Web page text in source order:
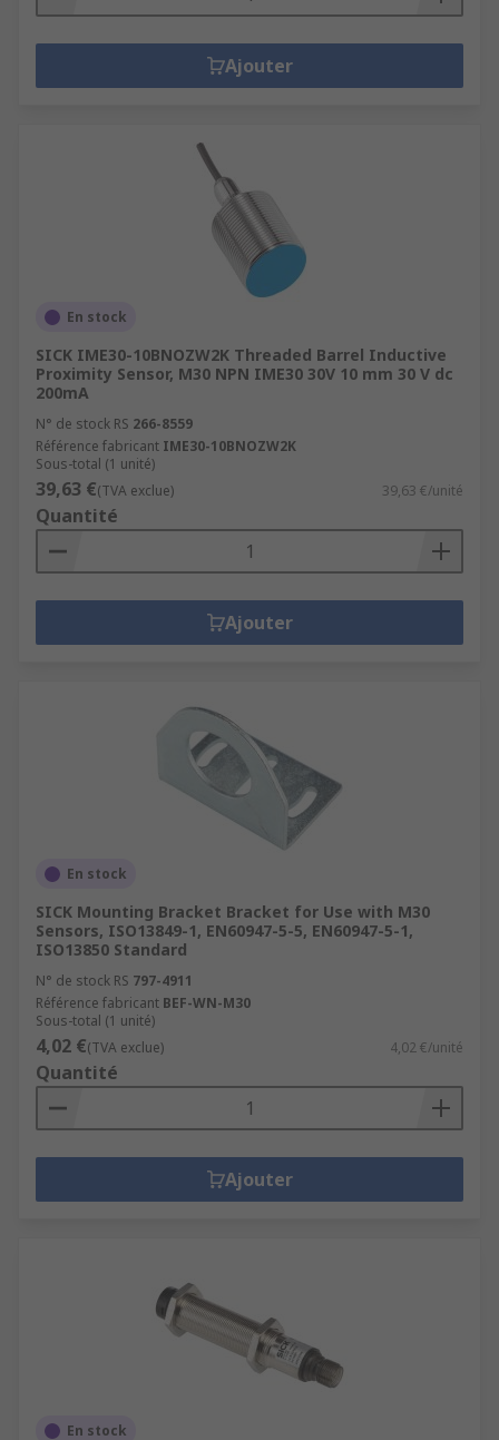
Ajouter
En stock
SICK IME30-10BNOZW2K Threaded Barrel Inductive
Proximity Sensor, M30 NPN IME30 30V 10 mm 30 V dc
200mA
N° de stock RS 266-8559
Référence fabricant IME30-10BNOZW2K
Sous-total (1 unité)
39,63 €(TVA exclue) 39,63 €/unité
Quantité
Ajouter
En stock
SICK Mounting Bracket Bracket for Use with M30
Sensors, ISO13849-1, EN60947-5-5, EN60947-5-1,
ISO13850 Standard
N° de stock RS 797-4911
Référence fabricant BEF-WN-M30
Sous-total (1 unité)
4,02 €(TVA exclue) 4,02 €/unité
Quantité
Ajouter
En stock